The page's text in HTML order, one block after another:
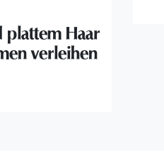
plattem Haar
verleihen